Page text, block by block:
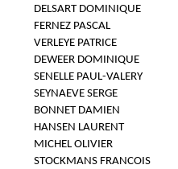
DELSART DOMINIQUE
FERNEZ PASCAL
VERLEYE PATRICE
DEWEER DOMINIQUE
SENELLE PAUL-VALERY
SEYNAEVE SERGE
BONNET DAMIEN
HANSEN LAURENT
MICHEL OLIVIER
STOCKMANS FRANCOIS